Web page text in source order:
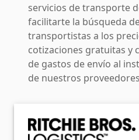
servicios de transporte
facilitarte la búsqueda
transportistas a los
cotizaciones gratuitas y
de gastos de envío al
de nuestros